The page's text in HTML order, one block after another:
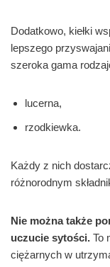
Dodatkowo, kiełki
lepszego
szeroka gama
lucerna,
rzodkiewka.
Każdy z nich
różnorodnym
Nie można także
uczucie sytości. To
ciężarnych w